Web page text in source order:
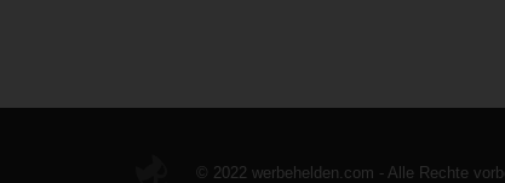
© 2022 werbehelden.com - Alle Rechte